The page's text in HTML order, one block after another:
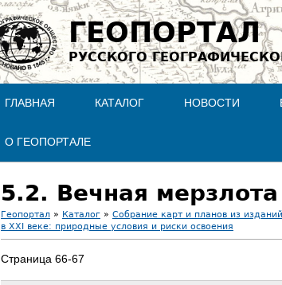
ГЕОПОРТАЛ
РУССКОГО
ГЛАВНАЯ КАТАЛОГ НОВОСТИ
О ГЕОПОРТАЛЕ
В
Геопортал » Каталог » Собрание карт и планов из
в XXI веке: природные условия и риски освоения
Страница 66-67